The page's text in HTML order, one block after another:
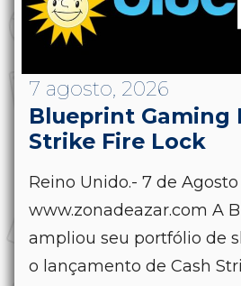
7 agosto, 2026
Blueprint Gaming
Strike Fire Lock
Reino Unido.- 7 de Agosto
www.zonadeazar.com A
ampliou seu portfólio de
o lançamento de Cash